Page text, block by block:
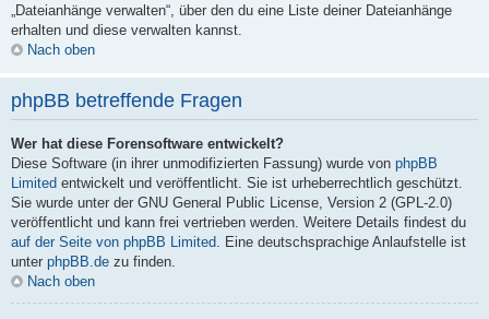
„Dateianhänge verwalten“, über den du eine Liste deiner Dateianhänge
erhalten und diese verwalten kannst.
Nach oben
phpBB betreffende Fragen
Wer hat diese Forensoftware entwickelt?
Diese Software (in ihrer unmodifizierten Fassung) wurde von phpBB
Limited entwickelt und veröffentlicht. Sie ist urheberrechtlich geschützt.
Sie wurde unter der GNU General Public License, Version 2 (GPL-2.0)
veröffentlicht und kann frei vertrieben werden. Weitere Details findest du
auf der Seite von phpBB Limited. Eine deutschsprachige Anlaufstelle ist
unter phpBB.de zu finden.
Nach oben